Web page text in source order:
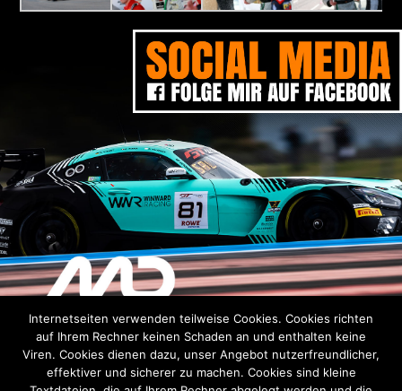
IMPRESSUM
DATENSCHUTZERKLÄRUNG
DISCLAIMER
Verantwortlich für den Inhalt sieheImpressum
Alle Inhalte sind urheberrechtlich geschützt und dürfen ohne
Internetseiten verwenden teilweise Cookies. Cookies richten
auf Ihrem Rechner keinen Schaden an und enthalten keine
Viren. Cookies dienen dazu, unser Angebot nutzerfreundlicher,
effektiver und sicherer zu machen. Cookies sind kleine